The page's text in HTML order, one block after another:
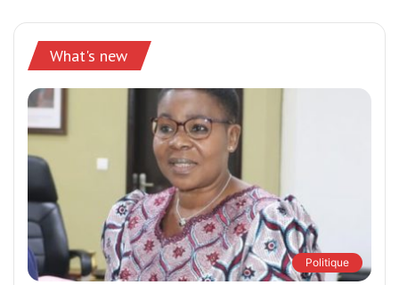
What's new
Politique